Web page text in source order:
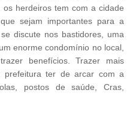
herdeiros tem com a cidade
sejam importantes para a
discute nos bastidores, uma
enorme condomínio no local,
benefícios. Trazer mais
ter de arcar com a
postos de saúde, Cras,